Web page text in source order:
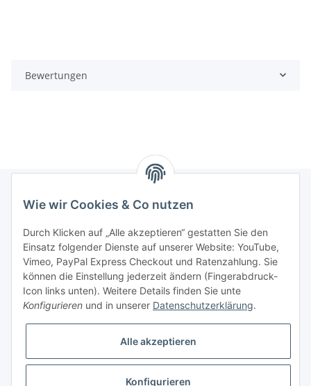
Bewertungen
Gesetzliche Informationen
Vertrag widerrufen
* Alle Preise zzgl. gesetzlicher USt., zzgl.Versand
Wie wir Cookies & Co nutzen
Durch Klicken auf „Alle akzeptieren“ gestatten Sie den
Einsatz folgender Dienste auf unserer Website: YouTube,
Vimeo, PayPal Express Checkout und Ratenzahlung. Sie
können die Einstellung jederzeit ändern (Fingerabdruck-
Icon links unten). Weitere Details finden Sie unte
Konfigurieren und in unserer Datenschutzerklärung.
Alle akzeptieren
Konfigurieren